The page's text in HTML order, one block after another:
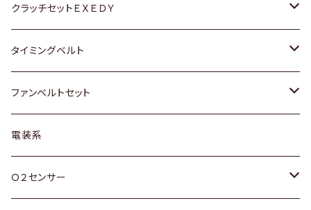
マツダ
三菱
スバル
日野
アストロ（シボレー）
クライスラー
日産
ダイハツ
マツダ
三菱
スバル
日産
ホンダ
マツダ
ホンダ
スズキ
ダイハツ
マツダ
三菱
クラッチセットＥＸＥＤＹ
ホンダ
スズキ
日産
ダイハツ
タイミングベルト
トヨタ
スズキ
ダイハツ
ファンベルトセット
トヨタ
ホンダ
電装系
Ｏ２センサー